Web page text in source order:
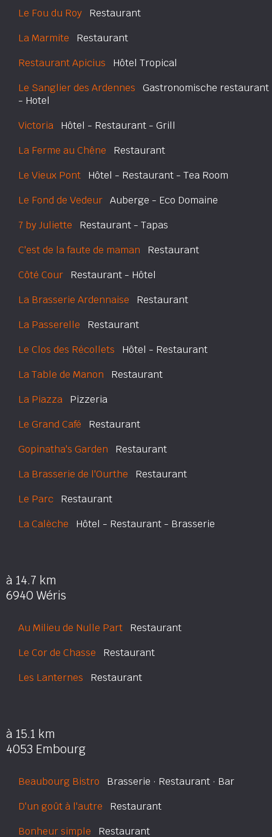
Le Fou du Roy Restaurant
La Marmite Restaurant
Restaurant Apicius Hôtel Tropical
Le Sanglier des Ardennes Gastronomische restaurant
- Hotel
Victoria Hôtel - Restaurant - Grill
La Ferme au Chêne Restaurant
Le Vieux Pont Hôtel - Restaurant - Tea Room
Le Fond de Vedeur Auberge - Eco Domaine
7 by Juliette Restaurant - Tapas
C'est de la faute de maman Restaurant
Côté Cour Restaurant - Hôtel
La Brasserie Ardennaise Restaurant
La Passerelle Restaurant
Le Clos des Récollets Hôtel - Restaurant
La Table de Manon Restaurant
La Piazza Pizzeria
Le Grand Café Restaurant
Gopinatha's Garden Restaurant
La Brasserie de l'Ourthe Restaurant
Le Parc Restaurant
La Calèche Hôtel - Restaurant - Brasserie
à 14.7 km
6940 Wéris
Au Milieu de Nulle Part Restaurant
Le Cor de Chasse Restaurant
Les Lanternes Restaurant
à 15.1 km
4053 Embourg
Beaubourg Bistro Brasserie · Restaurant · Bar
D'un goût à l'autre Restaurant
Bonheur simple Restaurant